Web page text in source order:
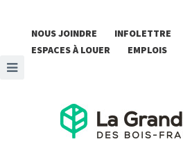
NOUS JOINDRE
INFOLETTRE
ESPACES À LOUER
EMPLOIS